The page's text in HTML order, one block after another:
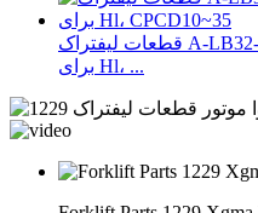
قطعات لیفتراک A-LB32-402A-0377A سوئیچ جلو و عقب
برای Hl، ...